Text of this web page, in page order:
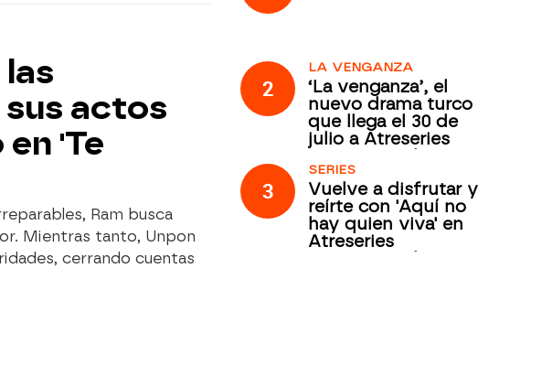
actos
'Te
Ram busca
Mientras tanto, Unpon
cerrando cuentas
2
LA VENGANZA
‘La venganza’, el
nuevo drama turco
que llega el 30 de
julio a Atreseries
Internacional
3
SERIES
Vuelve a disfrutar y
reírte con 'Aquí no
hay quien viva' en
Atreseries
Internacional